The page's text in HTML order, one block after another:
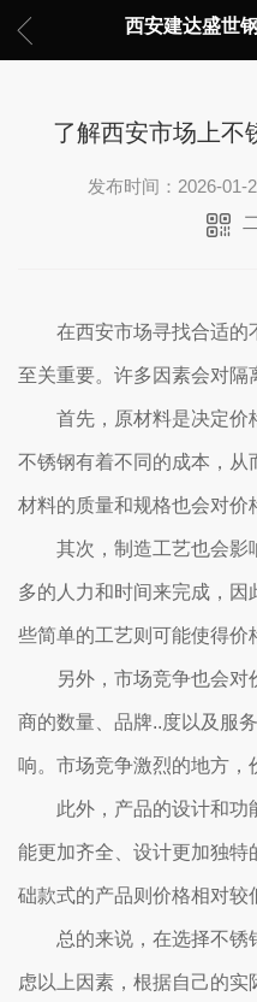
西安建达盛世
了解西安市场上不
发布时间：2026-01-
在西安市场寻找合适的
至关重要。许多因素会对隔
首先，原材料是决定价
不锈钢有着不同的成本，从
材料的质量和规格也会对价
其次，制造工艺也会影
多的人力和时间来完成，
些简单的工艺则可能使得价
另外，市场竞争也会
商的数量、品牌..度以及服
响。市场竞争激烈的地方，
此外，产品的设计和功
能更加齐全、设计更加独特
础款式的产品则价格相对较
总的来说，在选择不锈
虑以上因素，根据自己的